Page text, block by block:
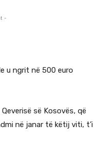
-
u ngrit në 500 euro
së Kosovës, që
në janar të këtij viti, t’i